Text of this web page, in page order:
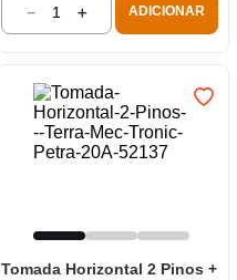
＋
－ ADICIONAR
Tomada Horizontal 2 Pinos +